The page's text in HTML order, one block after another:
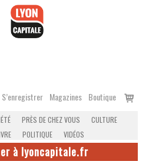
S’enregistrer Magazines Boutique
Voir
PRÈS DE CHEZ VOUS
CULTURE
POLITIQUE VIDÉOS
à lyoncapitale.fr